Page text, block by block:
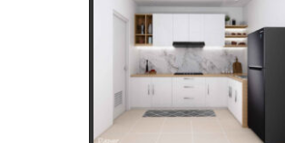
Golongan Tarif Listrik PLN dan Cara
Kebutuhan Listrik anda Besar perlu